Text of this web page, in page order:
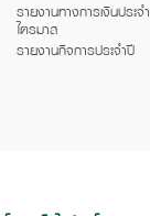
รายงานทางการเงินประจำ
ไตรมาส
รายงานกิจการประจำปี